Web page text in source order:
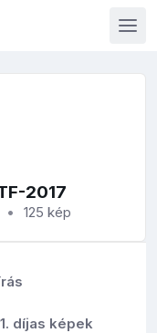
2017
125 kép
1. díjas képek